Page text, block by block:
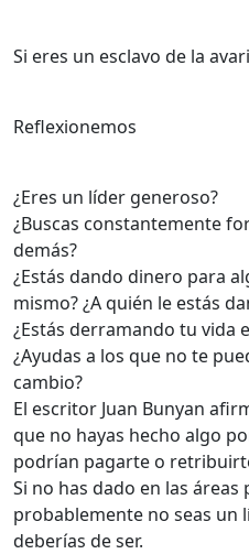
Si eres un esclavo de la
Reflexionemos
¿Eres un líder generoso?
¿Buscas constantemente
demás?
¿Estás dando dinero para
mismo? ¿A quién le estás
¿Estás derramando tu vida
¿Ayudas a los que no te
cambio?
El escritor Juan Bunyan
que no hayas hecho algo
podrían pagarte o
Si no has dado en las áreas
probablemente no seas un
deberías de ser.